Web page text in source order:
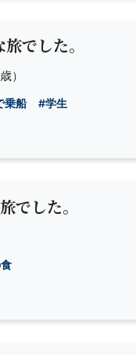
でした。
）
乗船 #学生
でした。